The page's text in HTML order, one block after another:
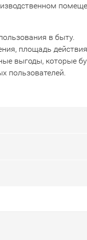
в быту.
площадь
выгоды, которые
пользователей.